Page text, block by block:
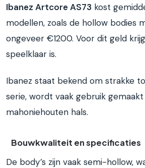
Ibanez Artcore AS73 kost
modellen, zoals de hollow bodies
ongeveer €1200. Voor dit geld
speelklaar is.
Ibanez staat bekend om strakke
serie, wordt vaak gebruik
mahoniehouten hals.
Bouwkwaliteit en specificaties
De body’s zijn vaak semi-hollow,